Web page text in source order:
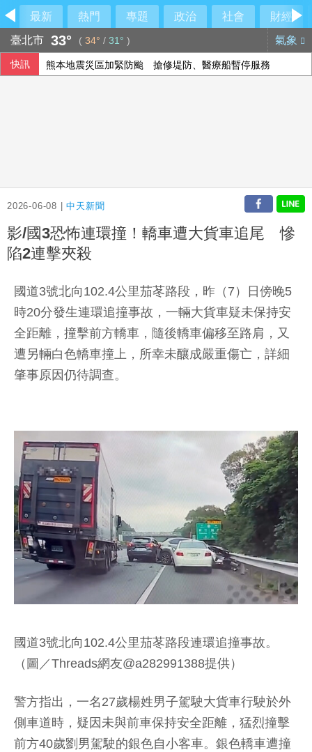
最新 熱門 專題 政治 社會
財經
臺北市 33° ( 34° / 31° ) 氣象
快訊 熊本地震災區加緊防颱 搶修堤防、醫療船暫停服務
2026-06-08 |中天新聞
影/國3恐怖連環撞！轎車遭大貨車追尾 慘
陷2連擊夾殺
國道3號北向102.4公里茄苳路段，昨（7）日傍晚5
時20分發生連環追撞事故，一輛大貨車疑未保持安
全距離，撞擊前方轎車，隨後轎車偏移至路肩，又
遭另輛白色轎車撞上，所幸未釀成嚴重傷亡，詳細
肇事原因仍待調查。
國道3號北向102.4公里茄苳路段連環追撞事故。
（圖／Threads網友@a282991388提供）
警方指出，一名27歲楊姓男子駕駛大貨車行駛於外
側車道時，疑因未與前車保持安全距離，猛烈撞擊
前方40歲劉男駕駛的銀色自小客車。銀色轎車遭撞